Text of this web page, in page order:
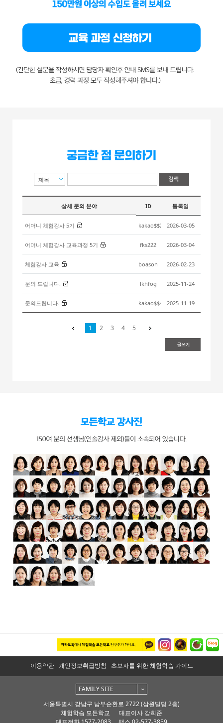
제목
상세 문의 분야 ID 등록일
어머니 체험강사 5기
새글
kakao$$2695851337
2026-03-05
어머니 체험강사 교육과정 5기
새글
fks222 2026-03-04
체험강사 교육
새글
boason 2026-02-23
문의 드립니다.
새글
lkhfog 2025-11-24
문의드립니다. kakao$$4564650213
2025-11-19
1 2 3 4 5
next
이용약관 개인정보취급방침 초보자를 위한 체험학습 가이드
FAMILY SITE
서울특별시 강남구 남부순환로 2722 (삼원빌딩 2층)
체험학습 모든학교
대표이사 강희준